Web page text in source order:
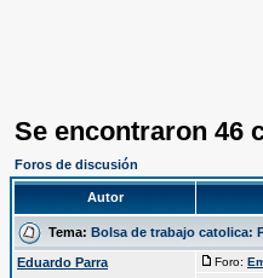
Se encontraron 46
Foros de discusión
Autor
Tema: Bolsa de trabajo catolica:
Eduardo Parra Foro: